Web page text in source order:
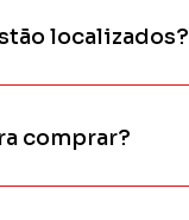
localizados?
comprar?